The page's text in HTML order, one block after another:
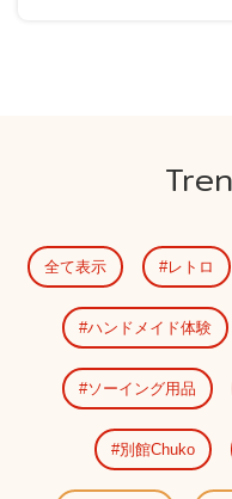
全て表示 レトロ
ハンドメイド体験
ソーイング用品
別館Chuko